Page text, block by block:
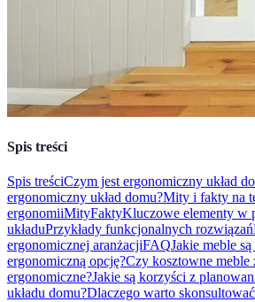
Spis treści
Spis treściCzym jest ergonomiczny układ
ergonomiczny układ domu?Mity i fakty na
ergonomiiMityFaktyKluczowe elementy w
układuPrzykłady funkcjonalnych rozwiązań
ergonomicznej aranżacjiFAQJakie meble
ergonomiczną opcję?Czy kosztowne meble
ergonomiczne?Jakie są korzyści z
układu domu?Dlaczego warto